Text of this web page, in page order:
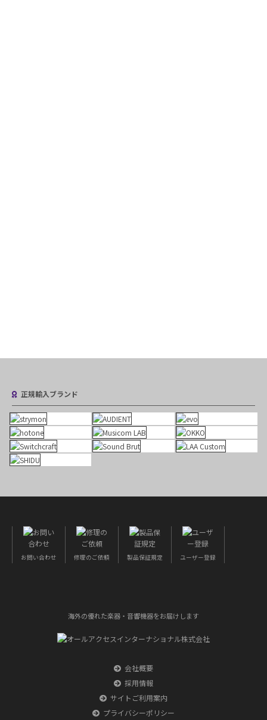
正規輸入ブランド
海外の優れた楽器・音響機器をお届けします
会社概要
採用情報
サイトご利用案内
プライバシーポリシー
お問い合わせ 修理のご依頼 製品保証規定 ユーザー登録